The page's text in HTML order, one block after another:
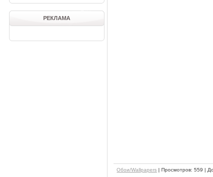
РЕКЛАМА
Обои/Wallpapers | Просмотров: 559 |